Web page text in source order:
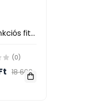
Multifunkciós fitnesz kerék - has-, váll- és hátizomerősítő eszköz, haskerék
(0)
18 600